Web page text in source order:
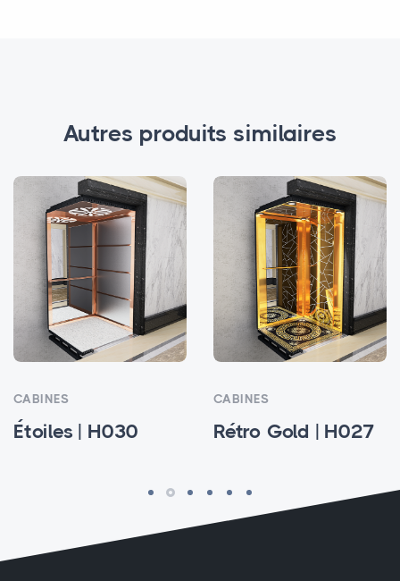
Autres produits similaires
CABINES
Étoiles | H030
CABINES
Rétro Gold | H027